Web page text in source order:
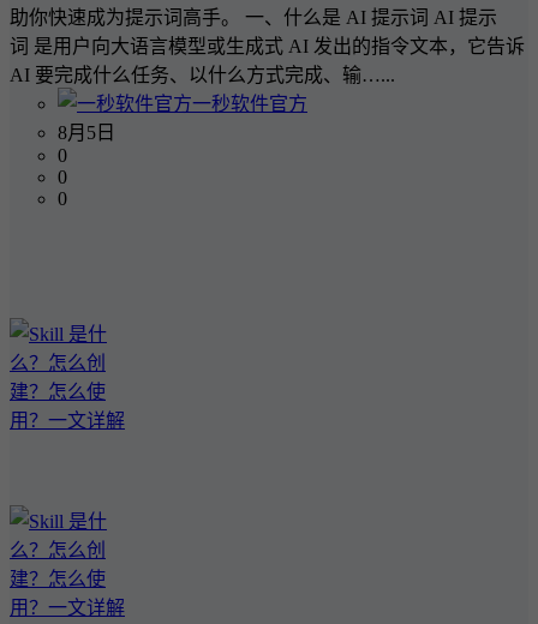
助你快速成为提示词高手。 一、什么是 AI 提示词 AI 提示
词 是用户向大语言模型或生成式 AI 发出的指令文本，它告诉
AI 要完成什么任务、以什么方式完成、输…...
一秒软件官方
8月5日
0
0
0